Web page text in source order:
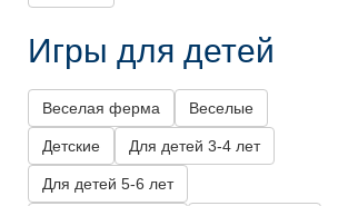
Игры для детей
Веселая ферма Веселые
Детские Для детей 3-4 лет
Для детей 5-6 лет